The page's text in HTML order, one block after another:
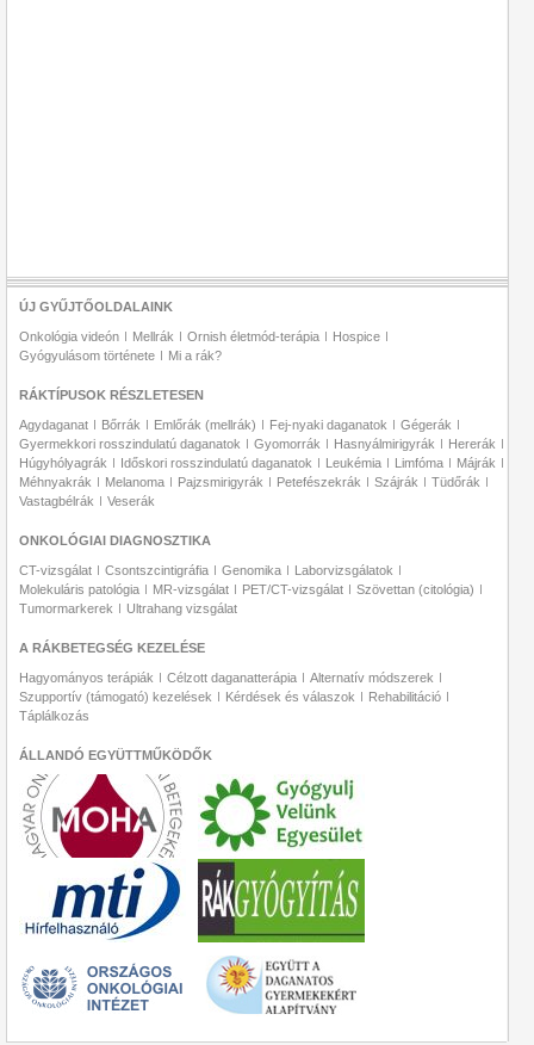
ÚJ GYŰJTŐOLDALAINK
Onkológia videón Mellrák Ornish életmód-terápia
Hospice
Gyógyulásom története
Mi a rák?
RÁKTÍPUSOK RÉSZLETESEN
Agydaganat Bőrrák Emlőrák (mellrák) Fej-nyaki daganatok
Gégerák
Gyermekkori rosszindulatú daganatok
Gyomorrák Hasnyálmirigyrák
Hererák
Húgyhólyagrák
Időskori rosszindulatú daganatok Leukémia Limfóma
Májrák
Méhnyakrák
Melanoma Pajzsmirigyrák Petefészekrák Szájrák
Tüdőrák
Vastagbélrák
Veserák
ONKOLÓGIAI DIAGNOSZTIKA
CT-vizsgálat Csontszcintigráfia Genomika
Laborvizsgálatok
Molekuláris patológia
MR-vizsgálat PET/CT-vizsgálat
Szövettan (citológia)
Tumormarkerek
Ultrahang vizsgálat
A RÁKBETEGSÉG KEZELÉSE
Hagyományos terápiák Célzott daganatterápia
Alternatív módszerek
Szupportív (támogató) kezelések
Kérdések és válaszok
Rehabilitáció
Táplálkozás
ÁLLANDÓ EGYÜTTMŰKÖDŐK